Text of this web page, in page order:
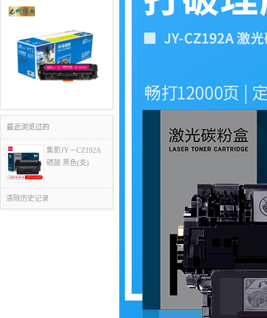
最近浏览过的
集影JY－CZ192A
硒鼓 黑色(支)
清除历史记录